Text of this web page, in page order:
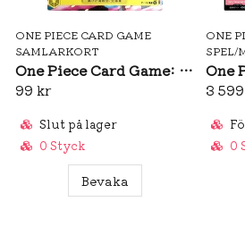
ONE PIECE CARD GAME
SAMLARKORT
One Piece Card Game: Kuzan - V Jump July 2026 Promo (JP)
99 kr
Slut på lager
0 Styck
Bevaka
ONE
SPEL/
3
0